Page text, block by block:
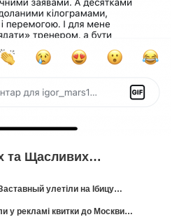
та Щасливих…
улетіли на Ібицу…
у рекламі квитки до Москви…